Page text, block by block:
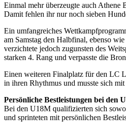
Einmal mehr überzeugte auch Athene
Damit fehlen ihr nur noch sieben
Ein umfangreiches
am Samstag den Halbfinal, ebenso
verzichtete jedoch zugunsten des
starken 4. Rang und verpasste die
Einen weiteren Finalplatz für den LC
in ihren Rhythmus und musste sich
Persönliche Bestleistungen bei den
Bei den U18M qualifizierten sich
und sprinteten mit persönlichen